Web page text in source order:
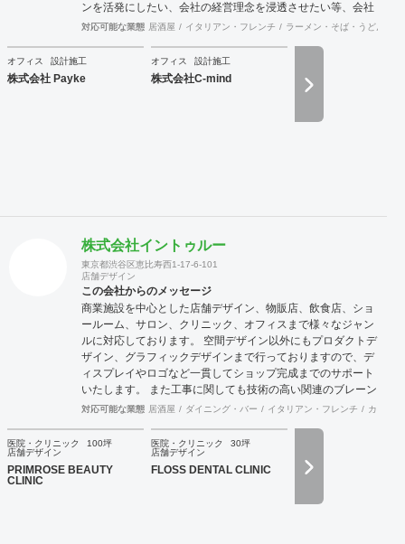
ンを活発にしたい、会社の経営理念を浸透させたい等、会社
の規模やフェーズによって様々な課題をかかえています。ど
今後どのような事業戦略を描き、どのような組織になってい
きたいのか。それらを共有することがオフィスデザインのス
タートとなります。 また、オフィスはスタッフにとって一日
は精神的な安心やモチベーション・作業効率の向上に繋がっ
対応可能な業態 居酒屋 イタリアン・フレンチ ラーメン・そば・うどん
オフィス 設計施工
株式会社 Payke
オフィス 設計施工
株式会社C-mind
株式会社イントゥルー
東京都渋谷区恵比寿西1-17-6-101
店舗デザイン
この会社からのメッセージ
商業施設を中心とした店舗デザイン、物販店、飲食店、ショ
ールーム、サロン、クリニック、オフィスまで様々なジャン
ルに対応しております。 空間デザイン以外にもプロダクトデ
ザイン、グラフィックデザインまで行っておりますので、デ
ィスプレイやロゴなど一貫してショップ完成までのサポート
いたします。 また工事に関しても技術の高い関連のブレーン
が全国にいるため首都圏はもとより地方の案件まで対応が可
摯に向き合い、常にハイクオリティなデザインを提供いたし
対応可能な業態 居酒屋 ダイニング・バー イタリアン・フレンチ カフェ
医院・クリニック
100坪
店舗デザイン
PRIMROSE BEAUTY
CLINIC
医院・クリニック
30坪
店舗デザイン
FLOSS DENTAL CLINIC